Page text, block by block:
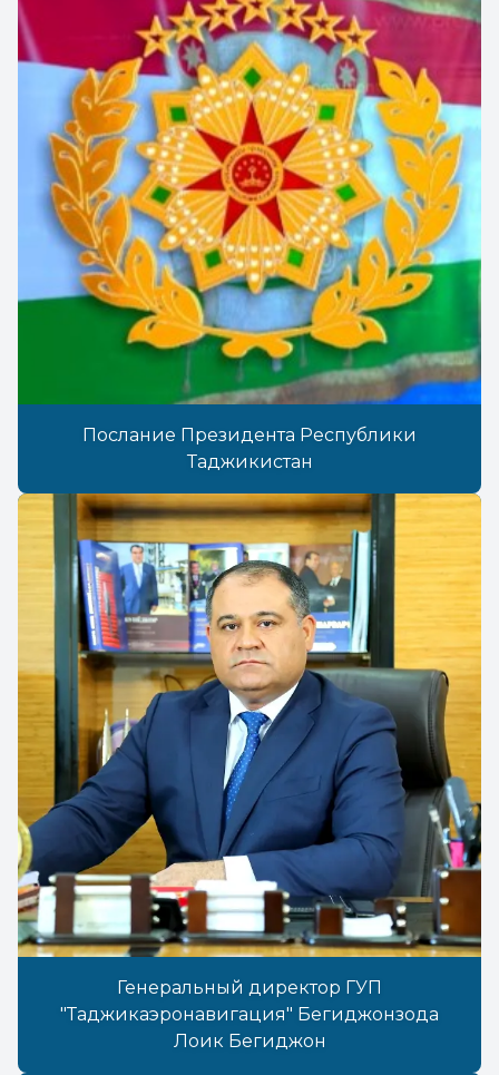
Послание Президента Республики
Таджикистан
Генеральный директор ГУП
"Таджикаэронавигация" Бегиджонзода
Лоик Бегиджон